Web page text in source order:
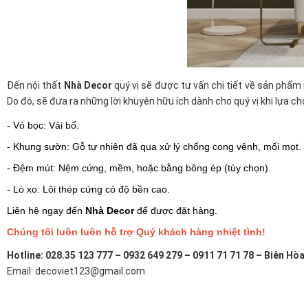
Đến nội thất Nhà Decorquý vị sẽ được tư vấn chi tiết về sản
Do đó, sẽ đưa ra những lời khuyên hữu ích dành cho quý vị khi lựa
- Vỏ bọc: Vải bố.
- Khung sườn: Gỗ tự nhiên đã qua xử lý chống cong vênh, mối mọt.
- Đệm mút: Nệm cứng, mềm, hoặc bằng bông ép (tùy chọn).
- Lò xo: Lõi thép cứng có độ bền cao.
Liên hệ ngay đến Nhà Decorđể được đặt hàng.
Chúng tôi luôn luôn hỗ trợ Quý khách hàng nhiệt tình!
Hotline: 028.35 123 777 – 0932 649 279 – 0911 71 71 78 – Biên
Email: decoviet123@gmail.com